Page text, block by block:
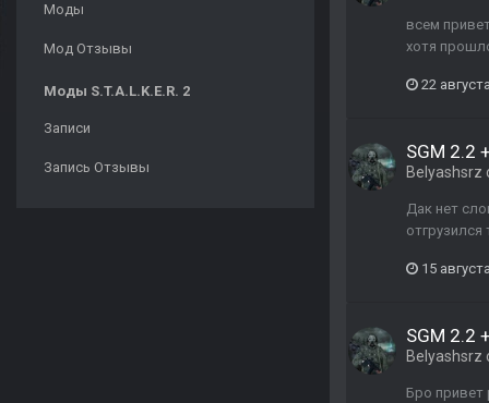
Моды
Мод Отзывы
Моды S.T.A.L.K.E.R. 2
Записи
Запись Отзывы
всем
хотя
22
SGM 2.2
Belyashsrz
Дак нет
отгрузился
15
SGM 2.2
Belyashsrz
Бро привет